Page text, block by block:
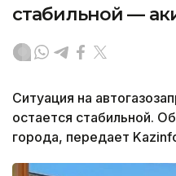
стабильной —
Ситуация на
остается стабильной.
города, передает